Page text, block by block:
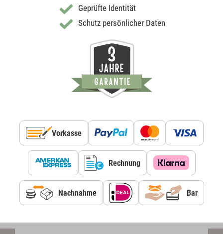
Geprüfte Identität
Schutz persönlicher Daten
Vorkasse
Rechnung
Nachnahme Bar